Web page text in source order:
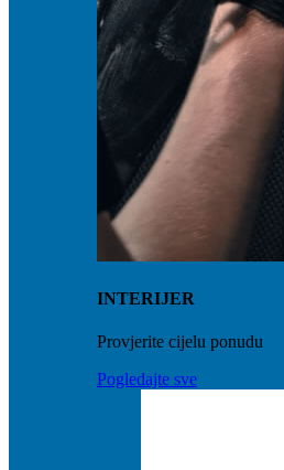
INTERIJER
Provjerite cijelu ponudu
Pogledajte sve